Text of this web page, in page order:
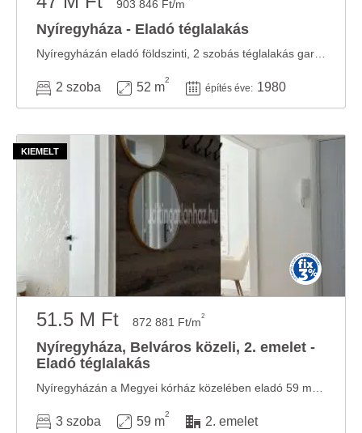
903 846 Ft/m
Nyíregyháza - Eladó téglalakás
2 szoba 52 m
2
építés éve: 1980
51.5 M Ft 872 881 Ft/m2
Nyíregyháza, Belváros közeli, 2. emelet -
Eladó téglalakás
3 szoba 59 m
2
2. emelet